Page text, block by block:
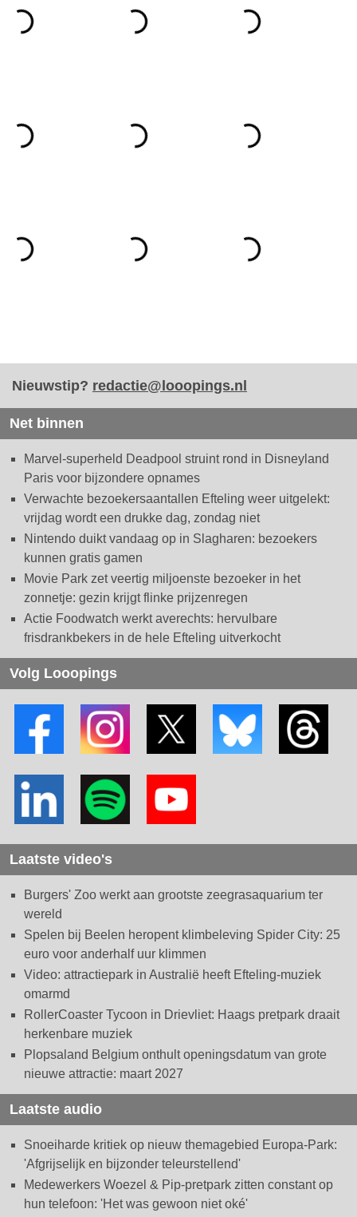
Nieuwstip? redactie@looopings.nl
Net binnen
Marvel-superheld Deadpool struint rond in Disneyland
Paris voor bijzondere opnames
Verwachte bezoekersaantallen Efteling weer uitgelekt:
vrijdag wordt een drukke dag, zondag niet
Nintendo duikt vandaag op in Slagharen: bezoekers
kunnen gratis gamen
Movie Park zet veertig miljoenste bezoeker in het
zonnetje: gezin krijgt flinke prijzenregen
Actie Foodwatch werkt averechts: hervulbare
frisdrankbekers in de hele Efteling uitverkocht
Volg Looopings
Laatste video's
Burgers' Zoo werkt aan grootste zeegrasaquarium ter
wereld
Spelen bij Beelen heropent klimbeleving Spider City: 25
euro voor anderhalf uur klimmen
Video: attractiepark in Australië heeft Efteling-muziek
omarmd
RollerCoaster Tycoon in Drievliet: Haags pretpark draait
herkenbare muziek
Plopsaland Belgium onthult openingsdatum van grote
nieuwe attractie: maart 2027
Laatste audio
Snoeiharde kritiek op nieuw themagebied Europa-Park:
'Afgrijselijk en bijzonder teleurstellend'
Medewerkers Woezel & Pip-pretpark zitten constant op
hun telefoon: 'Het was gewoon niet oké'